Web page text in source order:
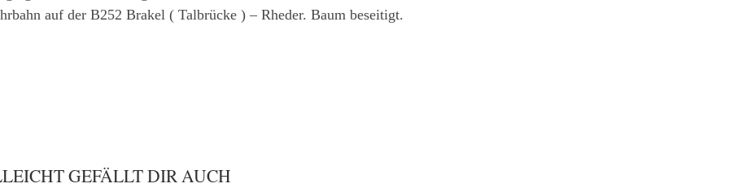
auf der B252 Brakel ( Talbrücke ) – Rheder. Baum beseitigt.
GEFÄLLT DIR AUCH